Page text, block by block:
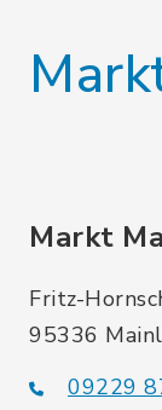
Markt
Fritz-
95336
09229